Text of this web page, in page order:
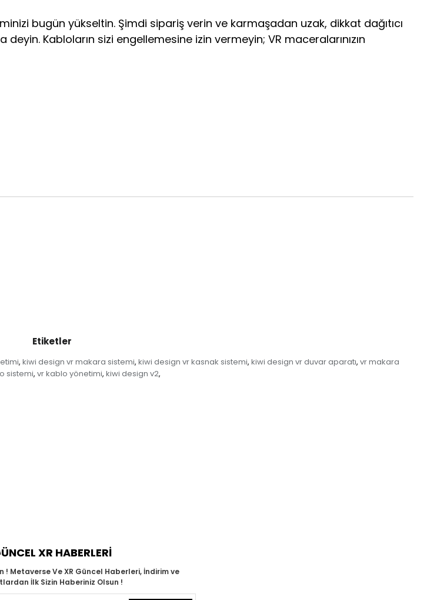
bugün yükseltin. Şimdi sipariş verin ve karmaşadan uzak, dikkat dağıtıcı
Kabloların sizi engellemesine izin vermeyin; VR maceralarınızın
Etiketler
, kiwi design vr makara sistemi, kiwi design vr kasnak sistemi, kiwi design vr duvar aparatı, vr makara
sistemi, vr kablo yönetimi, kiwi design v2,
XR HABERLERİ
! Metaverse Ve XR Güncel Haberleri, İndirim ve
İlk Sizin Haberiniz Olsun !